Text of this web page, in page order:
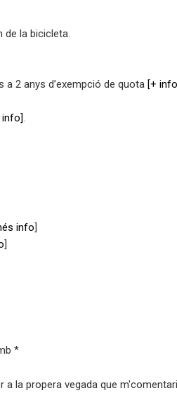
de la bicicleta.
a 2 anys d’exempció de quota [+
info].
info]
]
*
la propera vegada que